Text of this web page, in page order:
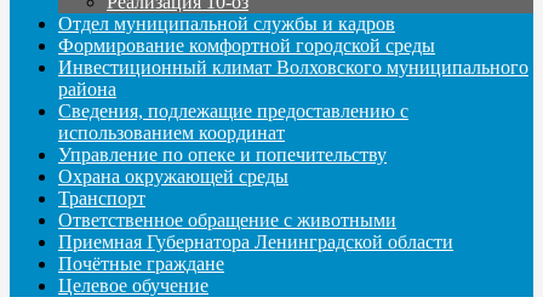
Отдел муниципальной службы и кадров
Формирование комфортной городской среды
Инвестиционный климат Волховского муниципального
района
Сведения, подлежащие предоставлению с
использованием координат
Управление по опеке и попечительству
Охрана окружающей среды
Транспорт
Ответственное обращение с животными
Приемная Губернатора Ленинградской области
Почётные граждане
Целевое обучение